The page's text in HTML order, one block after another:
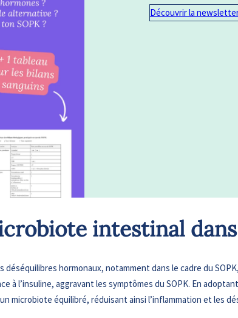
Découvrir la
intestinal
hormonaux, notamment dans le cadre du
à l’insuline, aggravant les symptômes du SOPK. En
microbiote équilibré, réduisant ainsi l’inflammation et les